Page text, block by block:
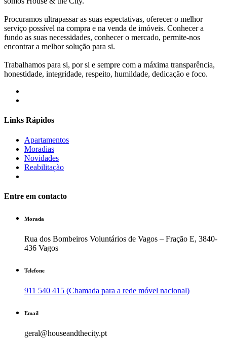
Procuramos ultrapassar as suas espectativas, oferecer o melhor
serviço possível na compra e na venda de imóveis. Conhecer a
fundo as suas necessidades, conhecer o mercado, permite-nos
encontrar a melhor solução para si.
Trabalhamos para si, por si e sempre com a máxima transparência,
honestidade, integridade, respeito, humildade, dedicação e foco.
Links Rápidos
Apartamentos
Moradias
Novidades
Reabilitação
Entre em contacto
Morada
Rua dos Bombeiros Voluntários de Vagos – Fração E, 3840-
436 Vagos
Telefone
911 540 415 (Chamada para a rede móvel nacional)
Email
geral@houseandthecity.pt